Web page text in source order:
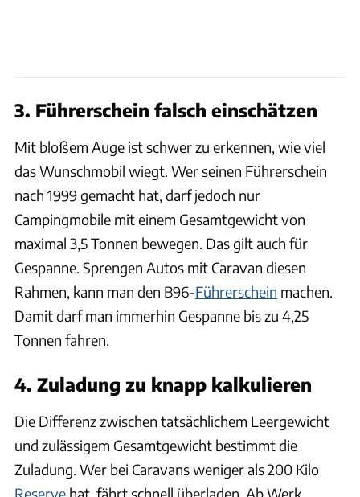
3. Führerschein falsch einschätzen
Mit bloßem Auge ist schwer zu erkennen, wie viel
das Wunschmobil wiegt. Wer seinen Führerschein
nach 1999 gemacht hat, darf jedoch nur
Campingmobile mit einem Gesamtgewicht von
maximal 3,5 Tonnen bewegen. Das gilt auch für
Gespanne. Sprengen Autos mit Caravan diesen
Rahmen, kann man den B96-Führerschein machen.
Damit darf man immerhin Gespanne bis zu 4,25
Tonnen fahren.
4. Zuladung zu knapp kalkulieren
Die Differenz zwischen tatsächlichem Leergewicht
und zulässigem Gesamtgewicht bestimmt die
Zuladung. Wer bei Caravans weniger als 200 Kilo
Reserve hat, fährt schnell überladen. Ab Werk